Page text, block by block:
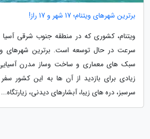
برترین شهرهای ویتنام؛ 17 شهر و 17 راز!
ویتنام، کشوری که در منطقه جنوب شرقی
سرعت در حال توسعه است. برترین شهرهای
سبک های معماری و ساخت وساز مدرن
زیادی برای بازدید از آن ها به این کشور
سرسبز، دره های زیبا، آبشارهای دیدنی، زیارتگاه...